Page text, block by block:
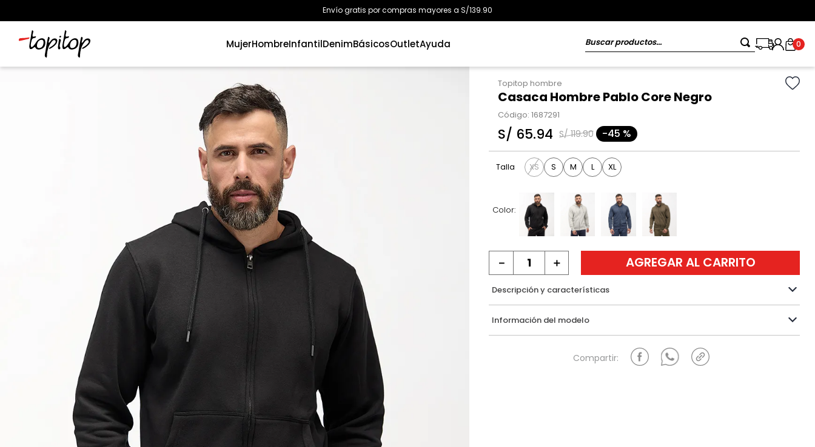
Envío gratis por compras mayores a S/139.90
MujerHombreInfantilDenimBásicosOutletAyuda Buscar productos... 0
Topitop hombre
Casaca Hombre Pablo Core Negro
Código:1687291
S/ 65.94 S/ 119.90 -45 %
Talla XS S M L XL
Color:
＋
－ AGREGAR AL CARRITO
Descripción y características
Información del modelo